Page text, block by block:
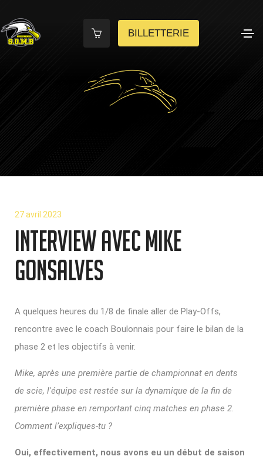
BILLETTERIE
27 avril 2023
Interview avec Mike
Gonsalves
A quelques heures du 1/8 de finale aller de Play-Offs,
rencontre avec le coach Boulonnais pour faire le bilan de la
phase 2 et les objectifs à venir.
Mike, après une première partie de championnat en dents
de scie, l'équipe est restée sur la dynamique de la fin de
première phase en remportant cinq matches en phase 2.
Comment l’expliques-tu ?
Oui, effectivement, nous avons eu un début de saison